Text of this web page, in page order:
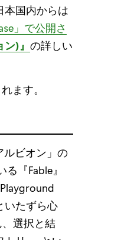
本国内からは
」で公開さ
)』 の詳しい
ます。
ルビオン」の
『Fable』
いたずら心
選択と結